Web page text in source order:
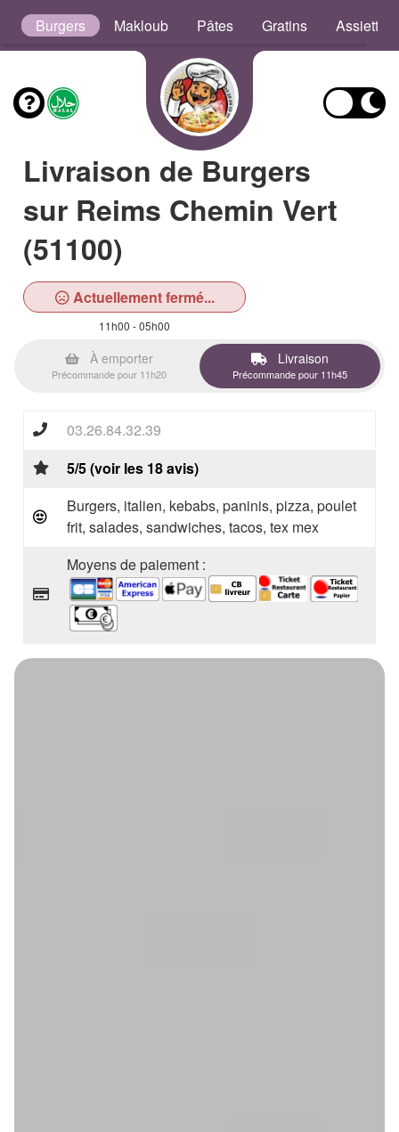
Burgers Makloub Pâtes Gratins Assiettes
Livraison de Burgers
sur Reims Chemin Vert
(51100)
Actuellement fermé...
11h00 - 05h00
À emporter
Précommande pour 11h20
Livraison
Précommande pour 11h45
03.26.84.32.39
5/5 (voir les 18 avis)
Burgers, italien, kebabs, paninis, pizza, poulet
frit, salades, sandwiches, tacos, tex mex
Moyens de paiement :